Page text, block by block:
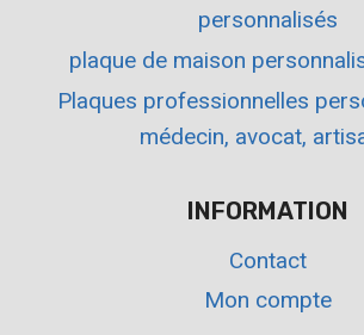
personnalisés
plaque de maison
Plaques professionnelles
médecin, avocat,
INFORMATION
Contact
Mon compte